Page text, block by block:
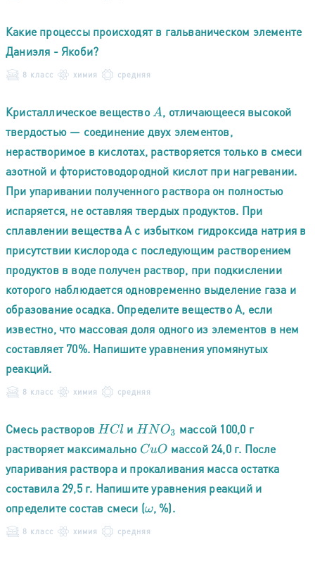
Какие процессы происходят в гальваническом элементе
Даниэля - Якоби?
8 класс химия средняя
Кристаллическое веществоA , отличающееся высокой
твердостью — соединение двух элементов,
нерастворимое в кислотах, растворяется только в смеси
азотной и фтористоводородной кислот при нагревании.
При упаривании полученного раствора он полностью
испаряется, не оставляя твердых продуктов. При
сплавлении вещества А с избытком гидроксида натрия в
присутствии кислорода с последующим растворением
продуктов в воде получен раствор, при подкислении
которого наблюдается одновременно выделение газа и
образование осадка. Определите вещество А, если
известно, что массовая доля одного из элементов в нем
составляет 70%. Напишите уравнения упомянутых
реакций.
8 класс химия средняя
Смесь растворов HCl и HNO3
массой 100,0 г
растворяет максимально CuO
массой 24,0 г. После
упаривания раствора и прокаливания масса остатка
составила 29,5 г. Напишите уравнения реакций и
определите состав смеси (ω, %).
8 класс химия средняя